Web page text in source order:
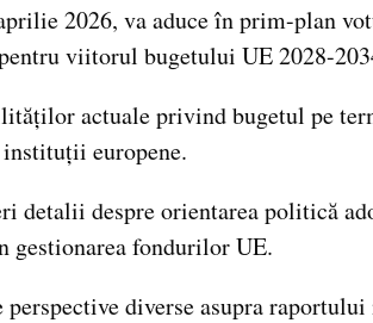
2026, va aduce în prim-plan
viitorul bugetului UE 2028-
actuale privind bugetul pe
europene.
despre orientarea politică
gestionarea fondurilor UE.
diverse asupra